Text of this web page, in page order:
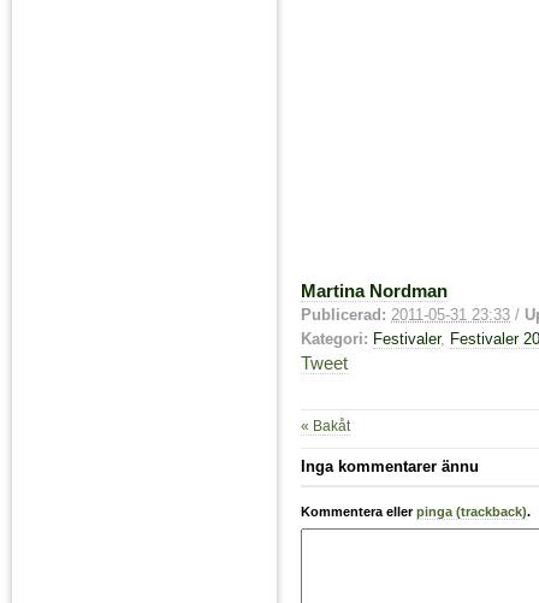
Martina Nordman
Publicerad: 2011-05-31 23:33 /
Kategori: Festivaler, Festivaler
Tweet
« Bakåt
Inga kommentarer ännu
Kommentera ellerpinga (trackback).